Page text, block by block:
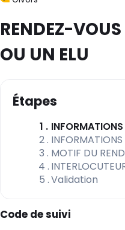
RENDEZ-
OU UN ELU
Code de suivi
Étapes
1 INFORMATIONS
2 INFORMATIONS
3 MOTIF DU
4
5 Validation